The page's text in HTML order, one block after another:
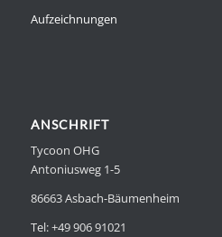
Aufzeichnungen
ANSCHRIFT
Tycoon OHG
Antoniusweg 1-5
86663 Asbach-Bäumenheim
Tel: +49 906 91021